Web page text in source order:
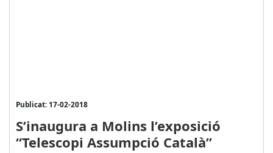
Publicat: 17-02-2018
S’inaugura a Molins l’exposició
“Telescopi Assumpció Català”